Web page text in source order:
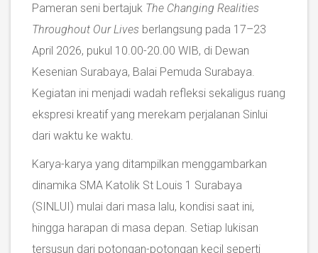
Pameran seni bertajuk The Changing Realities
Throughout Our Lives berlangsung pada 17–23
April 2026, pukul 10.00-20.00 WIB, di Dewan
Kesenian Surabaya, Balai Pemuda Surabaya.
Kegiatan ini menjadi wadah refleksi sekaligus ruang
ekspresi kreatif yang merekam perjalanan Sinlui
dari waktu ke waktu.
Karya-karya yang ditampilkan menggambarkan
dinamika SMA Katolik St Louis 1 Surabaya
(SINLUI) mulai dari masa lalu, kondisi saat ini,
hingga harapan di masa depan. Setiap lukisan
tersusun dari potongan-potongan kecil seperti